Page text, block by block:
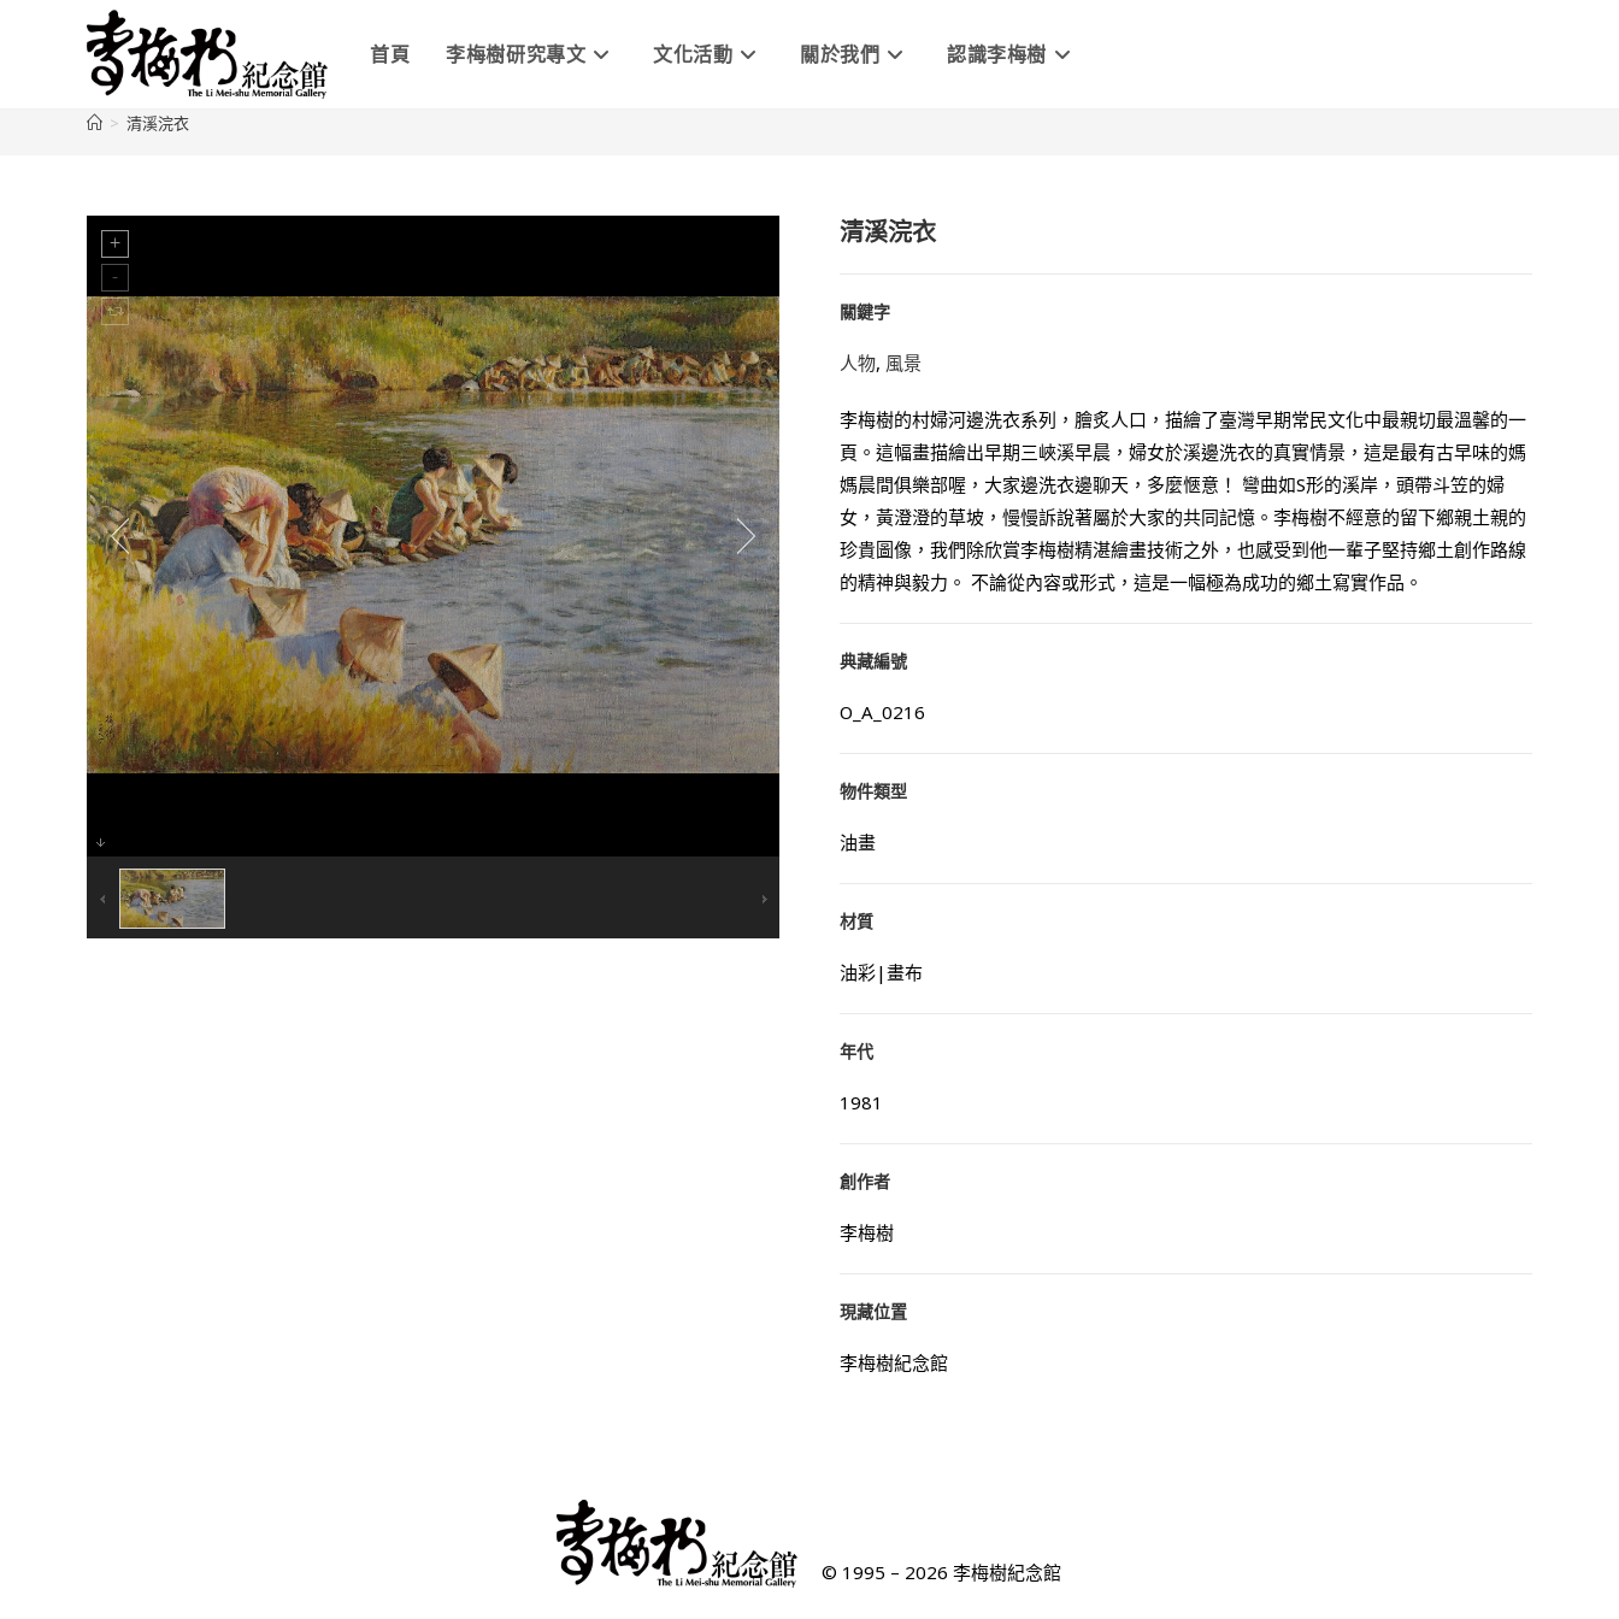
首頁 李梅樹研究專文 文化活動 關於我們 認識李梅樹
> 清溪浣衣
清溪浣衣
關鍵字
人物, 風景
李梅樹的村婦河邊洗衣系列，膾炙人口，描繪了臺灣早期常民文化中最親切最溫馨的一
頁。這幅畫描繪出早期三峽溪早晨，婦女於溪邊洗衣的真實情景，這是最有古早味的媽
媽晨間俱樂部喔，大家邊洗衣邊聊天，多麼愜意！ 彎曲如S形的溪岸，頭帶斗笠的婦
女，黃澄澄的草坡，慢慢訴說著屬於大家的共同記憶。李梅樹不經意的留下鄉親土親的
珍貴圖像，我們除欣賞李梅樹精湛繪畫技術之外，也感受到他一輩子堅持鄉土創作路線
的精神與毅力。 不論從內容或形式，這是一幅極為成功的鄉土寫實作品。
典藏編號
O_A_0216
物件類型
油畫
材質
油彩|畫布
年代
1981
創作者
李梅樹
現藏位置
李梅樹紀念館
© 1995 – 2026 李梅樹紀念館